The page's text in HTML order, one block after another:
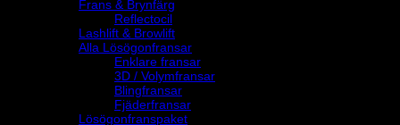
Frans & Brynfärg
Reflectocil
Lashlift & Browlift
Alla Lösögonfransar
Enklare fransar
3D / Volymfransar
Blingfransar
Fjäderfransar
Lösögonfranspaket